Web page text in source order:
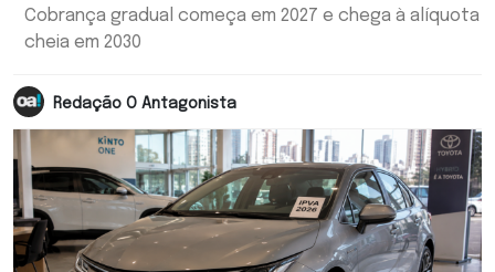
Cobrança gradual começa em 2027 e chega à alíquota
cheia em 2030
Redação O Antagonista